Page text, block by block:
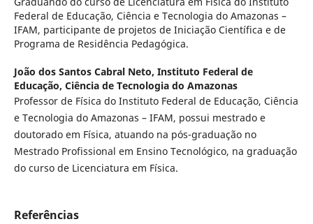
Federal de Educação, Ciência e Tecnologia do Amazonas –
IFAM, participante de projetos de Iniciação Científica e de
Programa de Residência Pedagógica.
João dos Santos Cabral Neto, Instituto Federal de
Educação, Ciência de Tecnologia do Amazonas
Professor de Física do Instituto Federal de Educação, Ciência
e Tecnologia do Amazonas – IFAM, possui mestrado e
doutorado em Física, atuando na pós-graduação no
Mestrado Profissional em Ensino Tecnológico, na graduação
do curso de Licenciatura em Física.
Referências